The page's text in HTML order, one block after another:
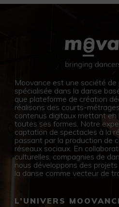
Moovance est une société
spécialisée dans la danse
que plateforme de création
réalisons des courts-
contenus digitaux mettant en
toutes ses formes. Notre
captation de spectacles à la
passant par la production de
réseaux sociaux. En
culturelles, compagnies de
nous développons des
la danse comme vecteur de
L’UNIVERS